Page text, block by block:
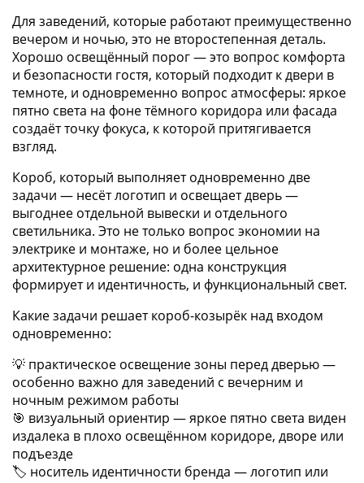
Для заведений, которые работают преимущественно
вечером и ночью, это не второстепенная деталь.
Хорошо освещённый порог — это вопрос комфорта
и безопасности гостя, который подходит к двери в
темноте, и одновременно вопрос атмосферы: яркое
пятно света на фоне тёмного коридора или фасада
создаёт точку фокуса, к которой притягивается
взгляд.
Короб, который выполняет одновременно две
задачи — несёт логотип и освещает дверь —
выгоднее отдельной вывески и отдельного
светильника. Это не только вопрос экономии на
электрике и монтаже, но и более цельное
архитектурное решение: одна конструкция
формирует и идентичность, и функциональный свет.
Какие задачи решает короб-козырёк над входом
одновременно:
💡 практическое освещение зоны перед дверью —
особенно важно для заведений с вечерним и
ночным режимом работы
🎯 визуальный ориентир — яркое пятно света виден
издалека в плохо освещённом коридоре, дворе или
подъезде
🏷️ носитель идентичности бренда — логотип или